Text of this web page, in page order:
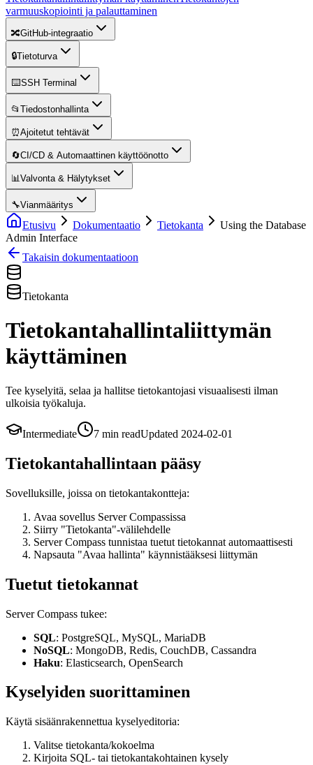
varmuuskopiointi ja palauttaminen
🔀GitHub-integraatio
🔒Tietoturva
⌨️SSH Terminal
📂 Tiedostonhallinta
⏰Ajoitetut tehtävät
🔄CI/CD & Automaattinen käyttöönotto
📊Valvonta & Hälytykset
🔧Vianmääritys
Etusivu Dokumentaatio Tietokanta
Using the Database
Admin Interface
Takaisin dokumentaatioon
Tietokanta
Tietokantahallintaliittymän
käyttäminen
Tee kyselyitä, selaa ja hallitse tietokantojasi visuaalisesti ilman
ulkoisia työkaluja.
Intermediate 7 min readUpdated 2024-02-01
Tietokantahallintaan pääsy
Sovelluksille, joissa on tietokantakontteja:
Avaa sovellus Server Compassissa
Siirry "Tietokanta"-välilehdelle
Server Compass tunnistaa tuetut tietokannat automaattisesti
Napsauta "Avaa hallinta" käynnistääksesi liittymän
Tuetut tietokannat
Server Compass tukee:
SQL: PostgreSQL, MySQL, MariaDB
NoSQL: MongoDB, Redis, CouchDB, Cassandra
Haku: Elasticsearch, OpenSearch
Kyselyiden suorittaminen
Käytä sisäänrakennettua kyselyeditoria:
Valitse tietokanta/kokoelma
Kirjoita SQL- tai tietokantakohtainen kysely